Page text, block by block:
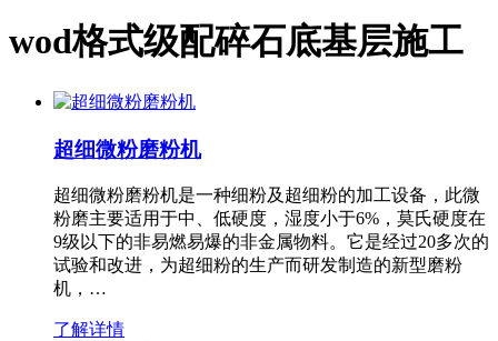
wod格式级配碎石底基层施工
超细微粉磨粉机
超细微粉磨粉机是一种细粉及超细粉的加工设备，此微
粉磨主要适用于中、低硬度，湿度小于6%，莫氏硬度在
9级以下的非易燃易爆的非金属物料。它是经过20多次的
试验和改进，为超细粉的生产而研发制造的新型磨粉
机，…
了解详情